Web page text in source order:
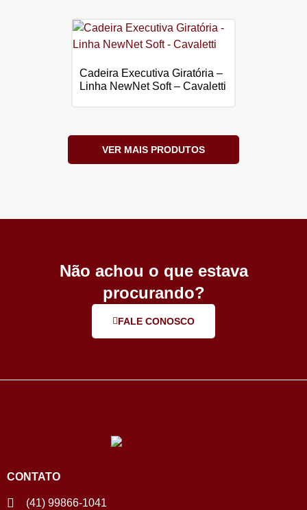
Cadeira Executiva Giratória –
Linha NewNet Soft – Cavaletti
VER MAIS PRODUTOS
Não achou o que estava
procurando?
FALE CONOSCO
CONTATO
(41) 99866-1041